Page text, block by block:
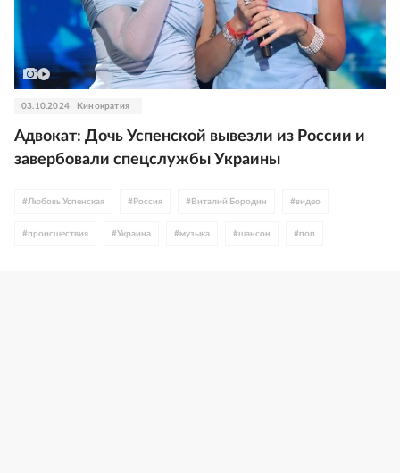
03.10.2024 Кинократия
Адвокат: Дочь Успенской вывезли из России и
завербовали спецслужбы Украины
# Любовь Успенская # Россия # Виталий Бородин #видео
#происшествия #Украина #музыка #шансон #поп